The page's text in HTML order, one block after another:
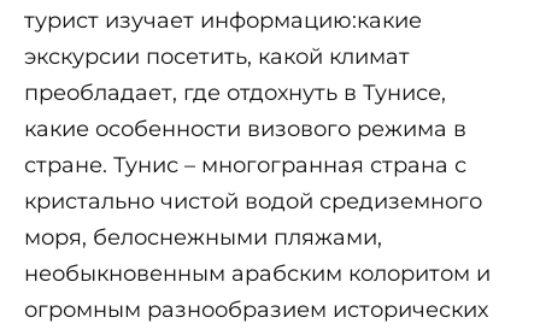
турист изучает информацию:какие
экскурсии посетить, какой климат
преобладает, где отдохнуть в Тунисе,
какие особенности визового режима в
стране. Тунис – многогранная страна с
кристально чистой водой средиземного
моря, белоснежными пляжами,
необыкновенным арабским колоритом и
огромным разнообразием исторических